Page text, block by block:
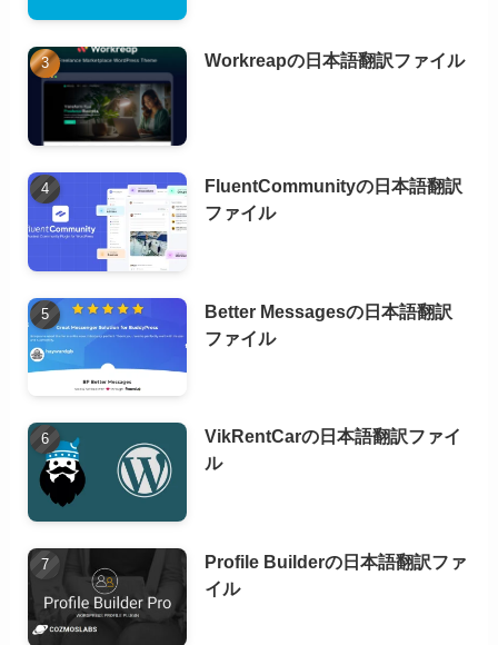
Workreapの日本語翻訳ファイル
FluentCommunityの日本語翻訳
ファイル
Better Messagesの日本語翻訳
ファイル
VikRentCarの日本語翻訳ファイ
ル
Profile Builderの日本語翻訳ファ
イル